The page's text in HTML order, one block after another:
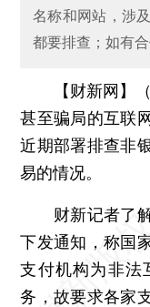
名称和网站，涉
都要排查；如有
【财新网】
甚至骗局的互联
近期部署排查非
易的情况。
财新记者了解
下发通知，称国
支付机构为非法
务，故要求各家